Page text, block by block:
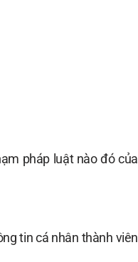
pháp luật nào đó của
tin cá nhân thành viên